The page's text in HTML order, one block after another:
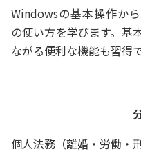
Windowsの基本操作か
の使い方を学びます。基
ながる便利な機能も習得
個人法務（離婚・労働・